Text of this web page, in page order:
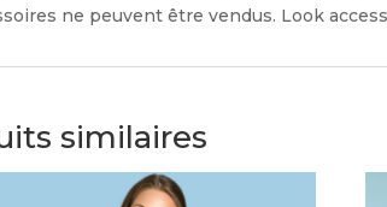
ne peuvent être vendus. Look
similaires